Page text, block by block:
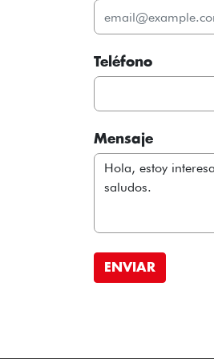
Teléfono
Mensaje